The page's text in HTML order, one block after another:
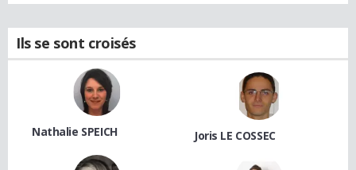
Ils se sont croisés
Nathalie SPEICH Joris LE COSSEC